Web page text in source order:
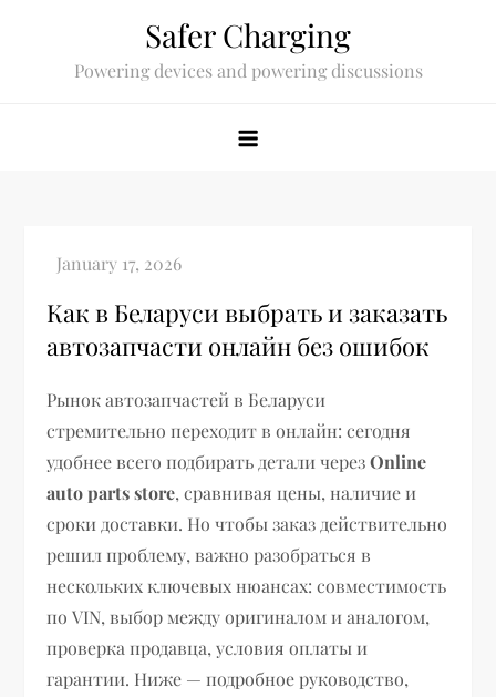
Safer Charging
Powering devices and powering discussions
Как в Беларуси выбрать и заказать
автозапчасти онлайн без ошибок
Рынок автозапчастей в Беларуси
стремительно переходит в онлайн: сегодня
удобнее всего подбирать детали черезOnline
auto parts store, сравнивая цены, наличие и
сроки доставки. Но чтобы заказ действительно
решил проблему, важно разобраться в
нескольких ключевых нюансах: совместимость
по VIN, выбор между оригиналом и аналогом,
проверка продавца, условия оплаты и
гарантии. Ниже — подробное руководство,